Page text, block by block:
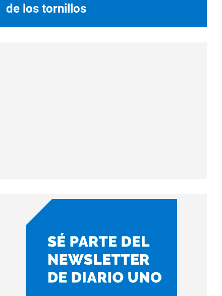
de los tornillos